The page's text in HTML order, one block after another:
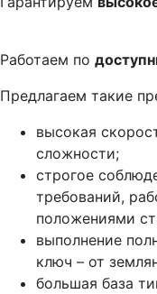
Работаем по
Предлагаем такие
высокая
сложности;
строгое
требований,
положениями
выполнение
ключ – от
большая база